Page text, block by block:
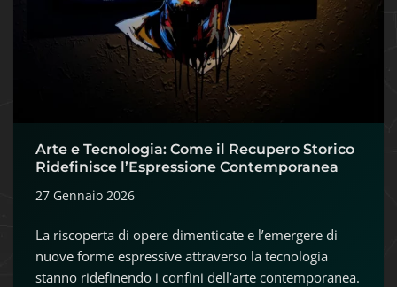
Arte e Tecnologia: Come il Recupero Storico
Ridefinisce l’Espressione Contemporanea
27 Gennaio 2026
La riscoperta di opere dimenticate e l’emergere di
nuove forme espressive attraverso la tecnologia
stanno ridefinendo i confini dell’arte contemporanea.